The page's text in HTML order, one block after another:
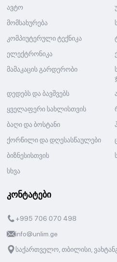
ავტო
მომსახურება
კომპიუტერული ტექნიკა
ელექტრონიკა
მამაკაცის გარდერობი
დედებს და ბავშვებს
ყველაფერი სახლისთვის
ბაღი და ბოსტანი
ქორწილი და დღესასწაულები
ბიზნესისთვის
სხვა
კონტატები
+995 706 070 498
info@unlim.ge
საქართველო, თბილისი,